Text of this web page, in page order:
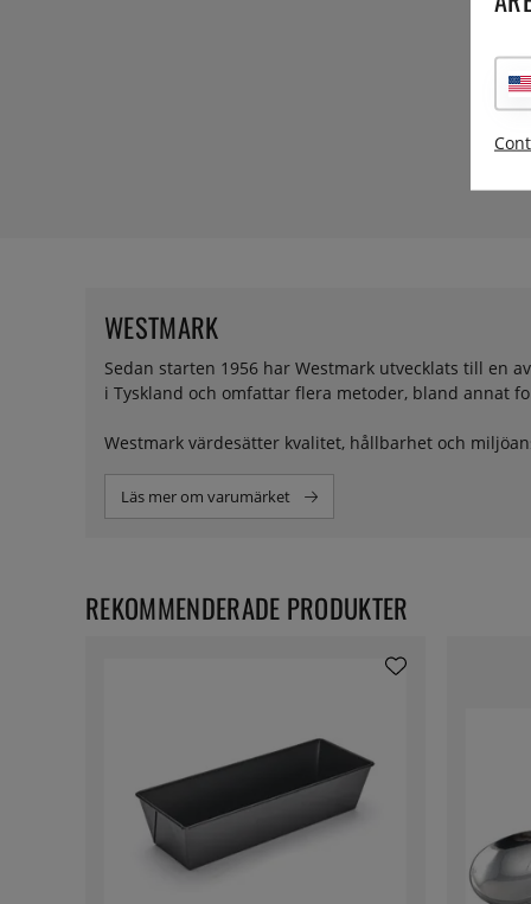
Sedan starten 1956 har Westmark utvecklats till en
i Tyskland och omfattar flera metoder, bland annat
Westmark värdesätter kvalitet, hållbarhet och
återvinner material.
WESTMARK
Läs mer om varumärket
REKOMMENDERADE PRODUKTER